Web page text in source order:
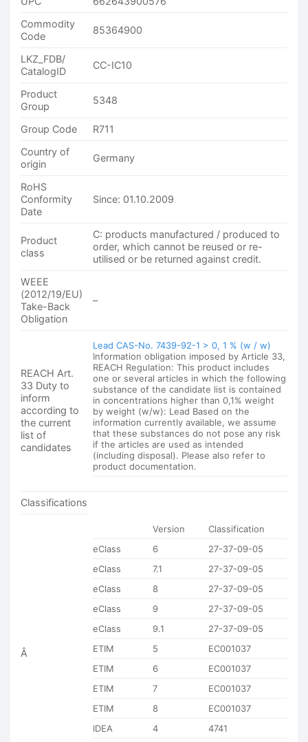
Commodity
Code
85364900
LKZ_FDB/
CatalogID
CC-IC10
Product
Group
5348
Group Code
R711
Country of
origin
Germany
RoHS
Conformity
Date
Since: 01.10.2009
Product
class
C: products manufactured / produced to
order, which cannot be reused or re-
utilised or be returned against credit.
WEEE
(2012/19/EU)
Take-Back
Obligation
–
REACH Art.
33 Duty to
inform
according to
the current
list of
candidates
Lead CAS-No. 7439-92-1 > 0, 1 % (w / w)
Information obligation imposed by Article 33,
REACH Regulation: This product includes
one or several articles in which the following
substance of the candidate list is contained
in concentrations higher than 0,1% weight
by weight (w/w): Lead Based on the
information currently available, we assume
that these substances do not pose any risk
if the articles are used as intended
(including disposal). Please also refer to
product documentation.
Classifications
Â
Version
Classification
eClass
6
27-37-09-05
eClass
7.1
27-37-09-05
eClass
8
27-37-09-05
eClass
9
27-37-09-05
eClass
9.1
27-37-09-05
ETIM
5
EC001037
ETIM
6
EC001037
ETIM
7
EC001037
ETIM
8
EC001037
IDEA
4
4741